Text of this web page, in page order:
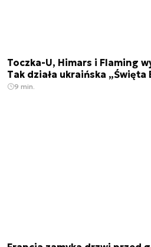
Toczka-U, Himars i Flaming
Tak działa ukraińska „Święta
9 min.